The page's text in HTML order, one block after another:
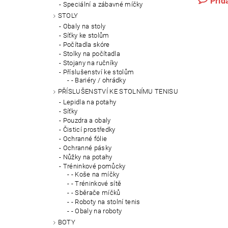
Speciální a zábavné míčky
STOLY
Obaly na stoly
Síťky ke stolům
Počítadla skóre
Stolky na počítadla
Stojany na ručníky
Příslušenství ke stolům
- Bariéry / ohrádky
PŘÍSLUŠENSTVÍ KE STOLNÍMU TENISU
Lepidla na potahy
Síťky
Pouzdra a obaly
Čisticí prostředky
Ochranné fólie
Ochranné pásky
Nůžky na potahy
Tréninkové pomůcky
- Koše na míčky
- Tréninkové sítě
- Sběrače míčků
- Roboty na stolní tenis
- Obaly na roboty
BOTY